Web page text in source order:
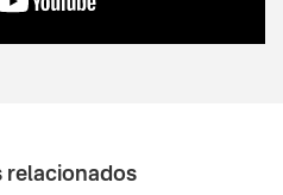
relacionados